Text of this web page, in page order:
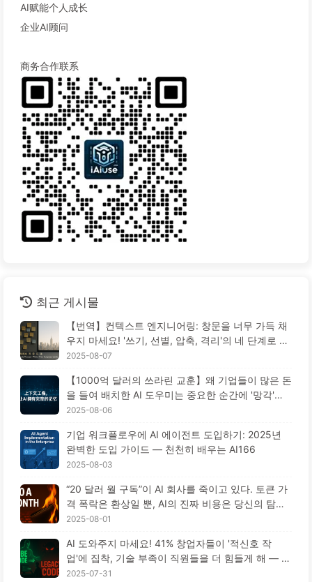
AI赋能个人成长
企业AI顾问
商务合作联系
최근 게시물
【번역】컨텍스트 엔지니어링: 창문을 너무 가득 채
우지 마세요! '쓰기, 선별, 압축, 격리'의 네 단계로 혼
란을 피하고, 소음을 차단하세요 — AI 배우기 170
2025-08-07
【1000억 달러의 쓰라린 교훈】왜 기업들이 많은 돈
을 들여 배치한 AI 도우미는 중요한 순간에 '망각'하
고 오히려 경쟁자들은 90% 성능 향상을 이루었을
2025-08-06
기업 워크플로우에 AI 에이전트 도입하기: 2025년
완벽한 도입 가이드 — 천천히 배우는 AI166
2025-08-03
“20 달러 월 구독”이 AI 회사를 죽이고 있다. 토큰 가
격 폭락은 환상일 뿐, AI의 진짜 비용은 당신의 탐욕
이다 — 천천히 배우는 AI164
2025-08-01
AI 도와주지 마세요! 41% 창업자들이 '적신호 작
업'에 집착, 기술 부족이 직원들을 더 힘들게 해 — 천
천히 배우는 AI163
2025-07-31